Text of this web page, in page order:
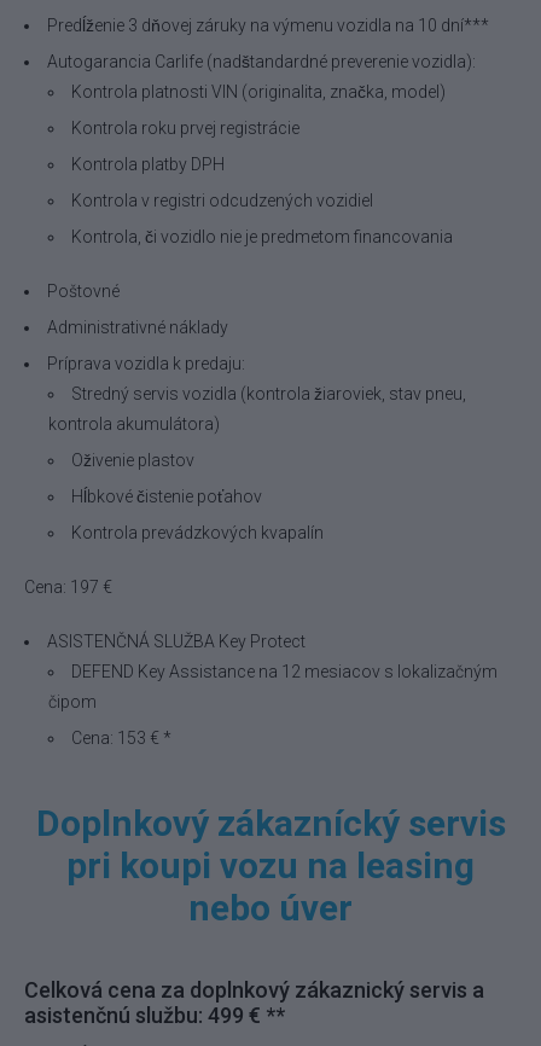
Predĺženie 3 dňovej záruky na výmenu vozidla na 10 dní***
Autogarancia Carlife (nadštandardné preverenie vozidla):
Kontrola platnosti VIN (originalita, značka, model)
Kontrola roku prvej registrácie
Kontrola platby DPH
Kontrola v registri odcudzených vozidiel
Kontrola, či vozidlo nie je predmetom financovania
Poštovné
Administrativné náklady
Príprava vozidla k predaju:
Stredný servis vozidla (kontrola žiaroviek, stav pneu,
kontrola akumulátora)
Oživenie plastov
Hĺbkové čistenie poťahov
Kontrola prevádzkových kvapalín
Cena: 197 €
ASISTENČNÁ SLUŽBA Key Protect
DEFEND Key Assistance na 12 mesiacov s lokalizačným
čipom
Cena: 153 € *
Doplnkový zákaznícký servis
pri koupi vozu na leasing
nebo úver
Celková cena za doplnkový zákaznický servis a
asistenčnú službu: 499 € **